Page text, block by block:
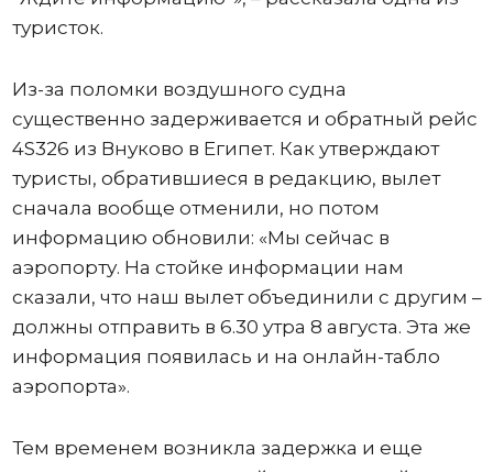
туристок.
Из-за поломки воздушного судна
существенно задерживается и обратный рейс
4S326 из Внуково в Египет. Как утверждают
туристы, обратившиеся в редакцию, вылет
сначала вообще отменили, но потом
информацию обновили: «Мы сейчас в
аэропорту. На стойке информации нам
сказали, что наш вылет объединили с другим –
должны отправить в 6.30 утра 8 августа. Эта же
информация появилась и на онлайн-табло
аэропорта».
Тем временем возникла задержка и еще